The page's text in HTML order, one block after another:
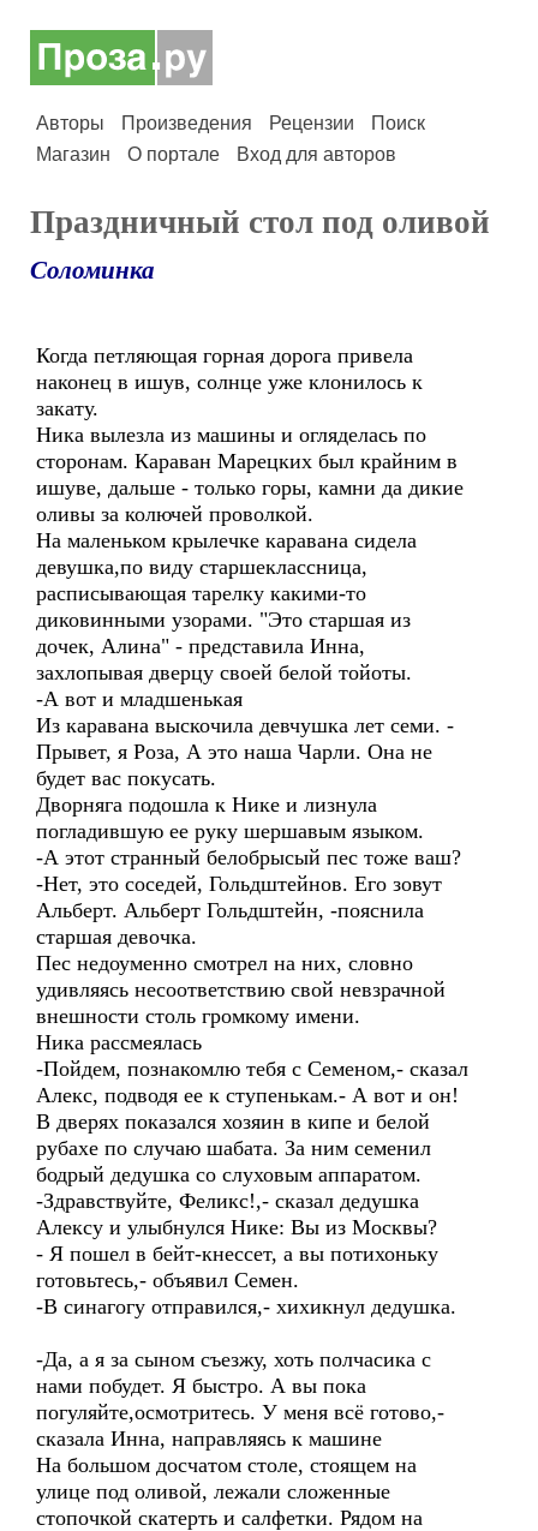
Авторы Произведения Рецензии
Поиск
Магазин
О портале Вход для авторов
Праздничный стол под оливой
Соломинка
Когда петляющая горная дорога привела
наконец в ишув, солнце уже клонилось к
закату.
Ника вылезла из машины и огляделась по
сторонам. Караван Марецких был крайним в
ишуве, дальше - только горы, камни да дикие
оливы за колючей проволкой.
На маленьком крылечке каравана сидела
девушка,по виду старшеклассница,
расписывающая тарелку какими-то
диковинными узорами. "Это старшая из
дочек, Алина" - представила Инна,
захлопывая дверцу своей белой тойоты.
-А вот и младшенькая
Из каравана выскочила девчушка лет семи. -
Прывет, я Роза, А это наша Чарли. Она не
будет вас покусать.
Дворняга подошла к Нике и лизнула
погладившую ее руку шершавым языком.
-А этот странный белобрысый пес тоже ваш?
-Нет, это соседей, Гольдштейнов. Его зовут
Альберт. Альберт Гольдштейн, -пояснила
старшая девочка.
Пес недоуменно смотрел на них, словно
удивляясь несоответствию свой невзрачной
внешности столь громкому имени.
Ника рассмеялась
-Пойдем, познакомлю тебя с Семеном,- сказал
Алекс, подводя ее к ступенькам.- А вот и он!
В дверях показался хозяин в кипе и белой
рубахе по случаю шабата. За ним семенил
бодрый дедушка со слуховым аппаратом.
-Здравствуйте, Феликс!,- сказал дедушка
Алексу и улыбнулся Нике: Вы из Москвы?
- Я пошел в бейт-кнессет, а вы потихоньку
готовьтесь,- объявил Семен.
-В синагогу отправился,- хихикнул дедушка.
-Да, а я за сыном съезжу, хоть полчасика с
нами побудет. Я быстро. А вы пока
погуляйте,осмотритесь. У меня всё готово,-
сказала Инна, направляясь к машине
На большом досчатом столе, стоящем на
улице под оливой, лежали сложенные
стопочкой скатерть и салфетки. Рядом на